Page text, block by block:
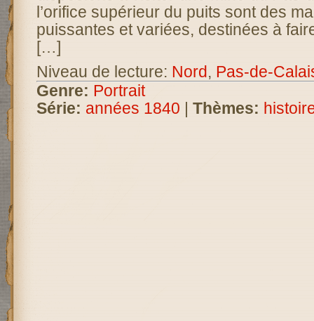
l’orifice supérieur du puits sont des
puissantes et variées, destinées à
[…]
Niveau de lecture: Nord, Pas-de-
Genre: Portrait
Série: années 1840 | Thèmes: